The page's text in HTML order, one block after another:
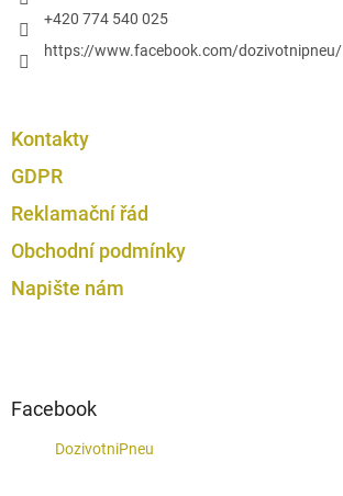
+420 774 540 025
https://www.facebook.com/dozivotnipneu/
Kontakty
GDPR
Reklamační řád
Obchodní podmínky
Napište nám
Facebook
DozivotniPneu